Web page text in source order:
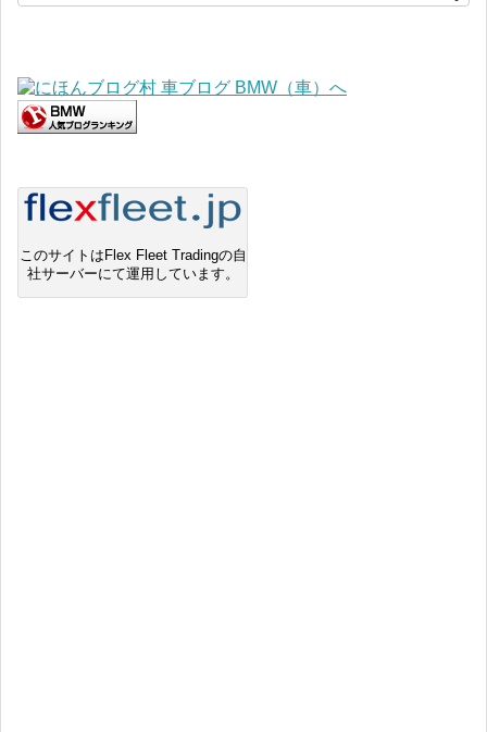
このサイトはFlex Fleet Tradingの自
社サーバーにて運用しています。